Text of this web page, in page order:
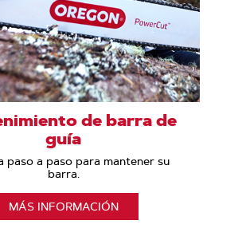
de barra de
guía
paso a paso para mantener su
barra.
MÁS INFORMACIÓN